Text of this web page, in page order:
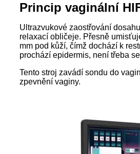
Princip vaginální
Ultrazvukové zaostřování
relaxací obličeje. Přesně
mm pod kůží, čímž dochází k
prochází epidermis, není třeba
Tento stroj zavádí sondu do
zpevnění vaginy.